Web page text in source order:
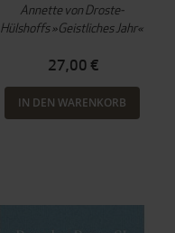
Annette von Droste-
Hülshoffs »Geistliches Jahr«
27,00 €
IN DEN WARENKORB